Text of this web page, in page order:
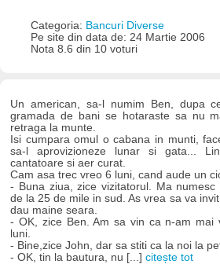
Categoria: Bancuri Diverse
Pe site din data de: 24 Martie 2006
Nota 8.6 din 10 voturi
Un american, sa-l numim Ben, dupa
gramada de bani se hotaraste sa nu
retraga la munte.
Isi cumpara omul o cabana in munti,
sa-l aprovizioneze lunar si gata...
cantatoare si aer curat.
Cam asa trec vreo 6 luni, cand aude un
- Buna ziua, zice vizitatorul. Ma
de la 25 de mile in sud. As vrea sa va
dau maine seara.
- OK, zice Ben. Am sa vin ca n-am mai
luni.
- Bine,zice John, dar sa stiti ca la noi la
- OK, tin la bautura, nu [...]citește tot